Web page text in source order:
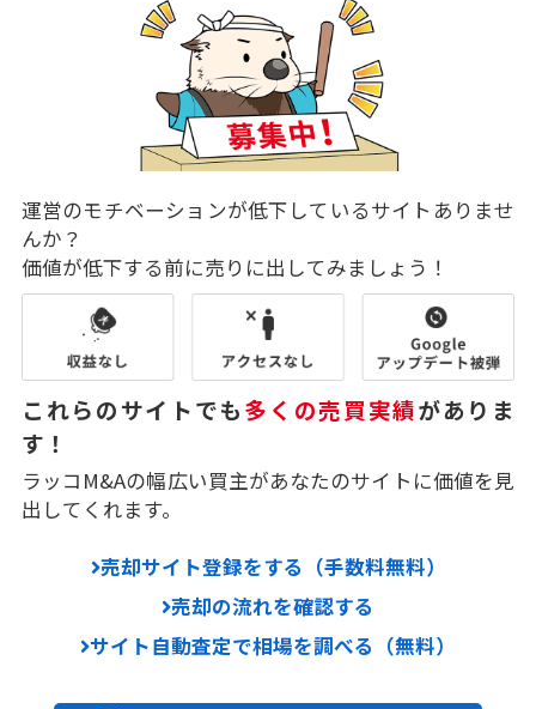
運営のモチベーションが低下しているサイトありませ
んか？
価値が低下する前に売りに出してみましょう！
これらのサイトでも多くの売買実績がありま
す！
ラッコM&Aの幅広い買主があなたのサイトに価値を見
出してくれます。
売却サイト登録をする（手数料無料）
売却の流れを確認する
サイト自動査定で相場を調べる（無料）